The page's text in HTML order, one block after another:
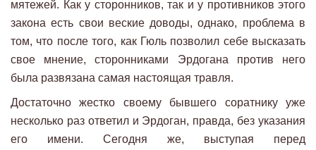
мятежей. Как у сторонников, так и у противников этого
закона есть свои веские доводы, однако, проблема в
том, что после того, как Гюль позволил себе высказать
свое мнение, сторонниками Эрдогана против него
была развязана самая настоящая травля.
Достаточно жестко своему бывшего соратнику уже
несколько раз ответил и Эрдоган, правда, без указания
его имени. Сегодня же, выступая перед